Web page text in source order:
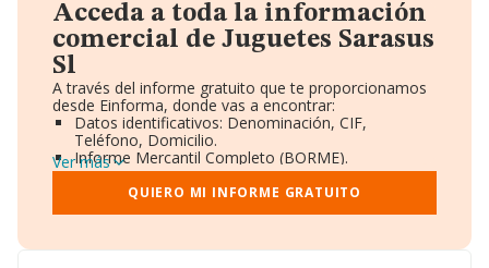
Acceda a toda la información
comercial de Juguetes Sarasus
Sl
A través del informe gratuito que te proporcionamos
desde Einforma, donde vas a encontrar:
Datos identificativos: Denominación, CIF,
Teléfono, Domicilio.
Informe Mercantil Completo (BORME).
Gráficos de Evolución Ventas y Empleados.
Consejo de Administración y Administradores.
Directivos y Ejecutivos.
Ver más
QUIERO MI INFORME GRATUITO